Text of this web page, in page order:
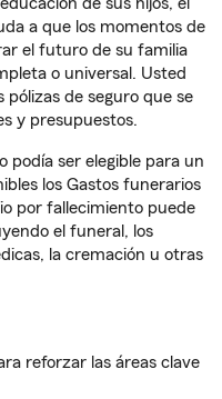
de sus hijos, el
a que los momentos de
el futuro de su familia
o universal. Usted
de seguro que se
y presupuestos.
podía ser elegible para un
los Gastos funerarios
por fallecimiento puede
el funeral, los
la cremación u otras
reforzar las áreas clave